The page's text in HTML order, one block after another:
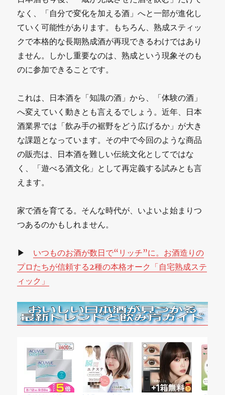
なく、「自分で変化を加える酒」へと一部が進化し
ていく可能性があります。もちろん、熟成スティッ
クで本格的な長期熟成酒が再現できるわけではあり
ません。しかし重要なのは、熟成という現象そのも
のに参加できることです。
これは、日本酒を「知識の酒」から、「体験の酒」
へ変えていく動きとも言えるでしょう。近年、日本
酒業界では「飲み手の裾野をどう広げるか」が大き
な課題となっています。その中で今回のような商品
の販売は、日本酒を難しい伝統文化としてではな
く、「遊べる酒文化」として再定義する試みとも言
えます。
家で酒を育てる。そんな時代が、いよいよ始まりつ
つあるのかもしれません。
▶ いつものお酒が数日で“リッチ”に。お酒造りの
プロたちが信頼する2種の本格オーク「自宅熟成ステ
ィック」